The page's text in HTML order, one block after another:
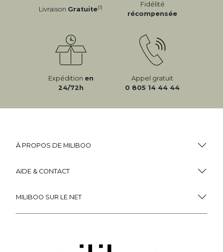
Livraison Gratuite(1)
Fidélité
récompensée
Expédition en
24/72h
Appel gratuit
0 805 14 44 44
À PROPOS DE MILIBOO
AIDE & CONTACT
MILIBOO SUR LE NET